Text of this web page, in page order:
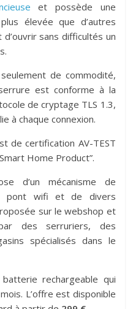
et possède une
élevée que d’autres
sans difficultés un
de commodité,
est conforme à la
de cryptage TLS 1.3,
à chaque connexion.
de certification AV-TEST
Home Product”.
d’un mécanisme de
pont wifi et de divers
sur le webshop et
des serruriers, des
spécialisés dans le
rechargeable qui
L’offre est disponible